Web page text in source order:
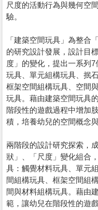
尺度的活動行為與幾何空
驗。
「建築空間玩具」為整合
的研究設計發展，設計目
度」的變化，提出一系列
玩具、單元組構玩具、抿
框架空間組構玩具、空間
玩具。藉由建築空間玩具
階段性的遊戲過程中增加
積，培養幼兒的空間概念
兩階段的設計研究探索，
狀」、「尺度」變化組合
具：觸覺材料玩具、單元
間組構玩具、框架空間組
間與材料組構玩具。藉由
範，讓幼兒在階段性的遊